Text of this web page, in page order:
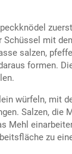
Schüssel mit
salzen,
formen.
würfeln, mit
Salzen, die
Mehl
zu